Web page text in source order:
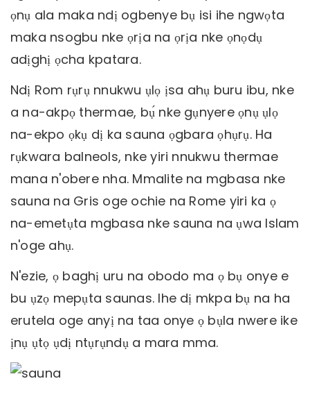
ọnụ ala maka ndị ogbenye bụ isi ihe ngwọta
maka nsogbu nke ọrịa na ọrịa nke ọnọdụ
adịghị ọcha kpatara.
Ndị Rom rụrụ nnukwu ụlọ ịsa ahụ buru ibu, nke
a na-akpọ thermae, bụ́ nke gụnyere ọnụ ụlọ
na-ekpo ọkụ dị ka sauna ọgbara ọhụrụ. Ha
rụkwara balneols, nke yiri nnukwu thermae
mana n'obere nha. Mmalite na mgbasa nke
sauna na Gris oge ochie na Rome yiri ka ọ
na-emetụta mgbasa nke sauna na ụwa Islam
n'oge ahụ.
N'ezie, ọ baghị uru na obodo ma ọ bụ onye e
bu ụzọ mepụta saunas. Ihe dị mkpa bụ na ha
erutela oge anyị na taa onye ọ bụla nwere ike
ịnụ ụtọ ụdị ntụrụndụ a mara mma.